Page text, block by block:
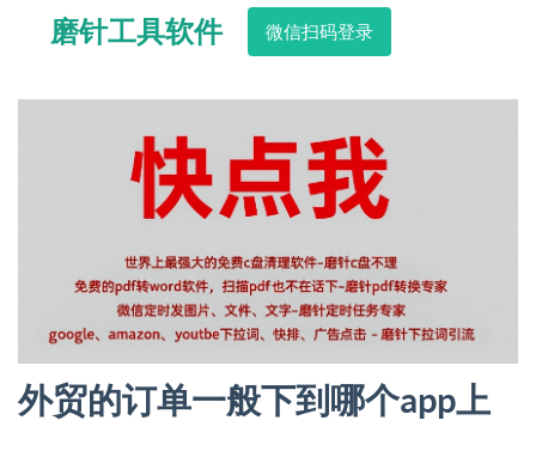
磨针工具软件 微信扫码登录
外贸的订单一般下到哪个app上